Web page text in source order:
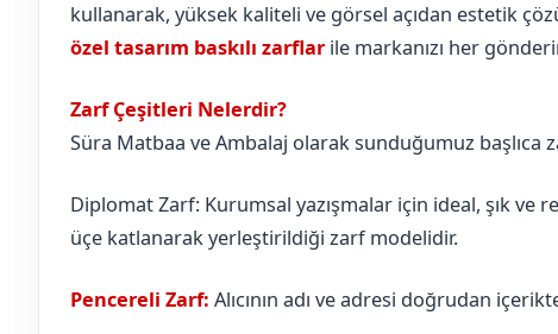
kullanarak, yüksek kaliteli ve görsel açıdan estetik
özel tasarım baskılı zarflar ile markanızı her
Zarf Çeşitleri Nelerdir?
Süra Matbaa ve Ambalaj olarak sunduğumuz başlıca
Diplomat Zarf: Kurumsal yazışmalar için ideal, şık
üçe katlanarak yerleştirildiği zarf modelidir.
Pencereli Zarf: Alıcının adı ve adresi doğrudan